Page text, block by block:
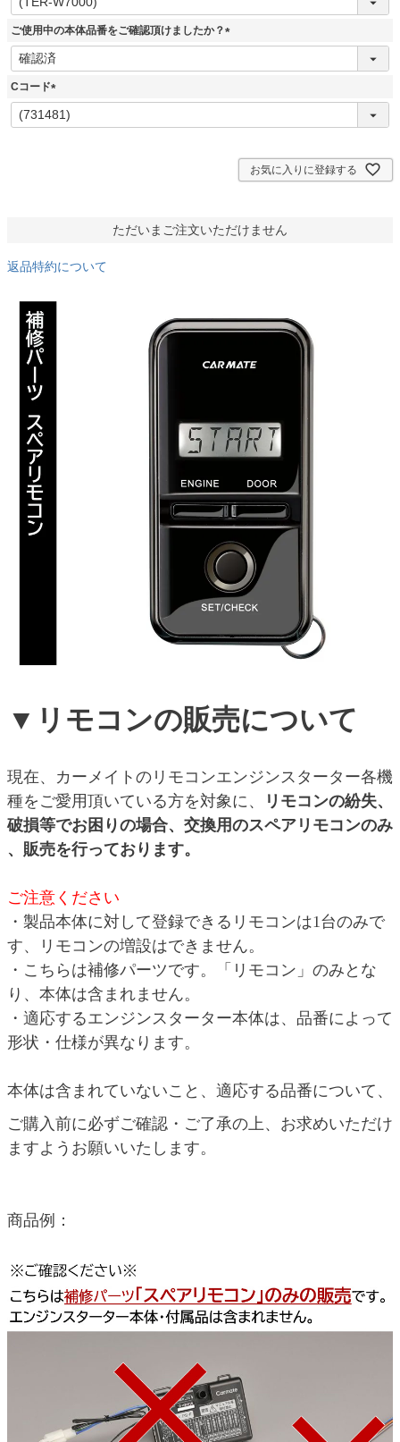
必
須
ご使用中の本体品番をご確認頂けましたか？
(
Cコード
(
必
お気に入りに登録する
ただいまご注文いただけません
返品特約について
▼リモコンの販売について
現在、カーメイトのリモコンエンジンスターター各機
種をご愛用頂いている方を対象に、
リモコンの紛失、
破損等でお困りの場合、交換用のスペアリモコンのみ
、販売を行っております。
ご注意ください
・製品本体に対して登録できるリモコンは1台のみで
す、リモコンの増設はできません。
・こちらは補修パーツです。「リモコン」のみとな
り、本体は含まれません。
・適応するエンジンスターター本体は、品番によって
形状・仕様が異なります。
本体は含まれていないこと、適応する品番について、
ご購入前に必ずご確認・ご了承の上、お求めいただけ
ますようお願いいたします。
商品例：